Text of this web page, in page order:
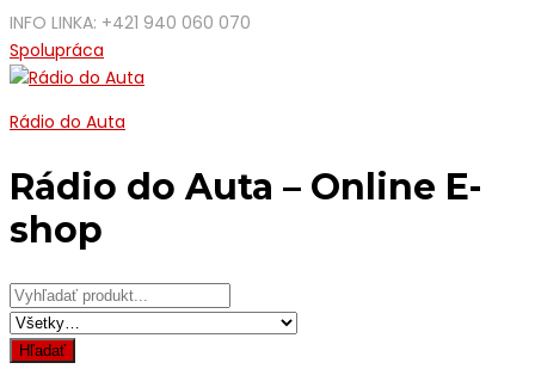
INFO LINKA: +421 940 060 070
Spolupráca
Rádio do Auta
Rádio do Auta – Online E-
shop